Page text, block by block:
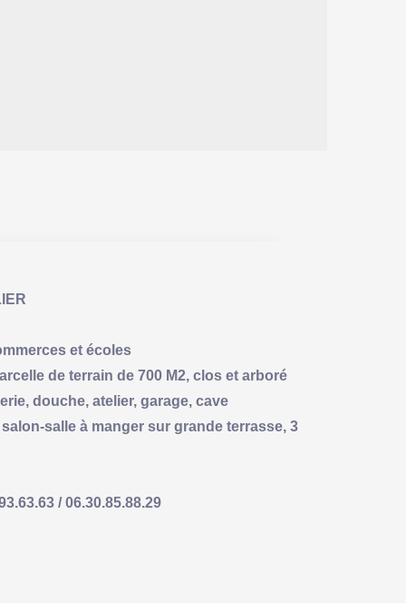
et écoles
de terrain de 700 M2, clos et arboré
douche, atelier, garage, cave
salle à manger sur grande terrasse, 3
/ 06.30.85.88.29